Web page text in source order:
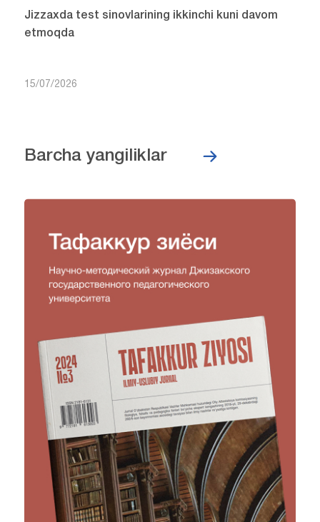
Jizzaxda test sinovlarining ikkinchi kuni davom
etmoqda
15/07/2026
Barcha yangiliklar